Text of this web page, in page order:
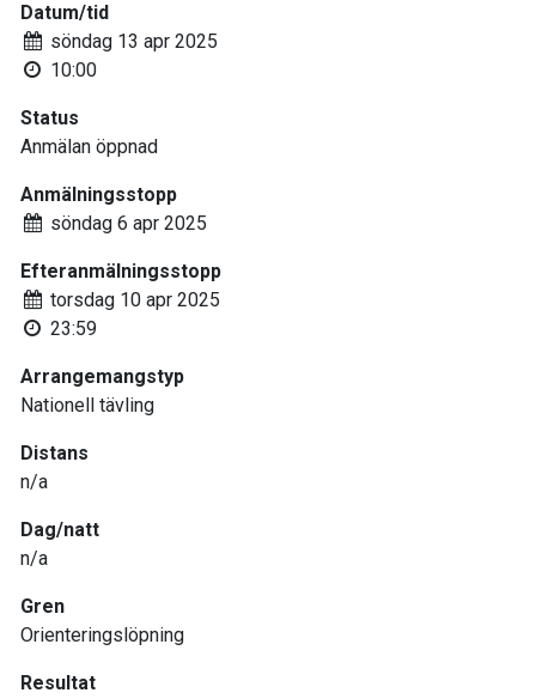
Datum/tid
söndag 13 apr 2025
10:00
Status
Anmälan öppnad
Anmälningsstopp
söndag 6 apr 2025
Efteranmälningsstopp
torsdag 10 apr 2025
23:59
Arrangemangstyp
Nationell tävling
Distans
n/a
Dag/natt
n/a
Gren
Orienteringslöpning
Resultat